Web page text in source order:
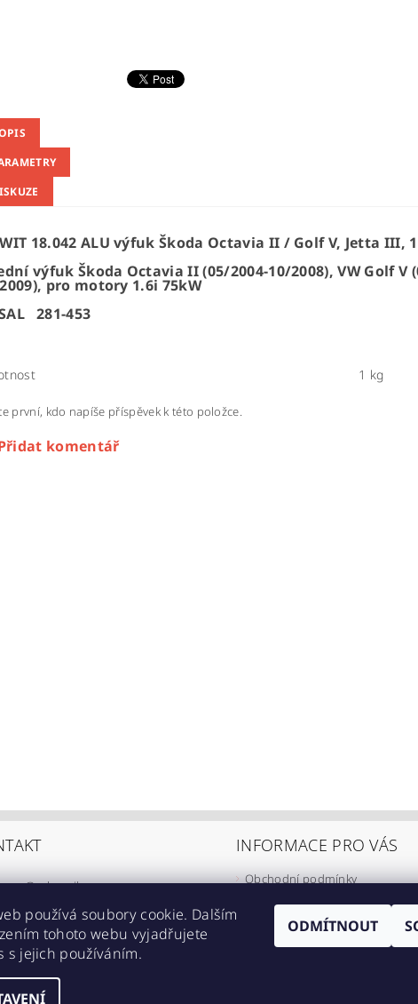
18.042 ALU výfuk Škoda Octavia II / Golf V, Jetta III,
výfuk Škoda Octavia II (05/2004-10/2008), VW Golf V
pro motory 1.6i 75kW
281-453
1 kg
první, kdo napíše příspěvek k této položce.
komentář
@eshop-ikarus.cz
605 981 910
www.facebook.com/eshopikarus/?
INFORMACE PRO VÁS
Obchodní podmínky
Informace o přepravě
používá soubory cookie. Dalším
tohoto webu vyjadřujete
s jejich používáním.
ODMÍTNOUT